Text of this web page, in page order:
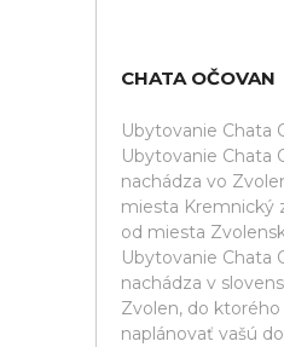
CHATA OČOVAN
Ubytovanie Chata
Ubytovanie Chata
nachádza vo
miesta Kremnický
od miesta
Ubytovanie Chata
nachádza v
Zvolen, do
naplánovať vašú